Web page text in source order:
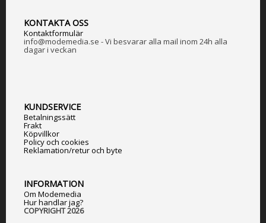
KONTAKTA OSS
Kontaktformulär
info@modemedia.se - Vi besvarar alla mail inom 24h alla
dagar i veckan
KUNDSERVICE
Betalningssätt
Frakt
Köpvillkor
Policy och cookies
Reklamation/retur och byte
INFORMATION
Om Modemedia
Hur handlar jag?
COPYRIGHT 2026